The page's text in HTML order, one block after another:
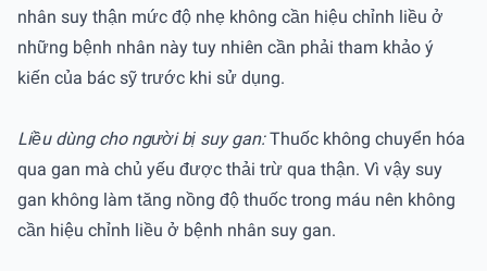
nhân suy thận mức độ nhẹ không cần hiệu chỉnh liều ở
những bệnh nhân này tuy nhiên cần phải tham khảo ý
kiến của bác sỹ trước khi sử dụng.
Liều dùng cho người bị suy gan:Thuốc không chuyển hóa
qua gan mà chủ yếu được thải trừ qua thận. Vì vậy suy
gan không làm tăng nồng độ thuốc trong máu nên không
cần hiệu chỉnh liều ở bệnh nhân suy gan.